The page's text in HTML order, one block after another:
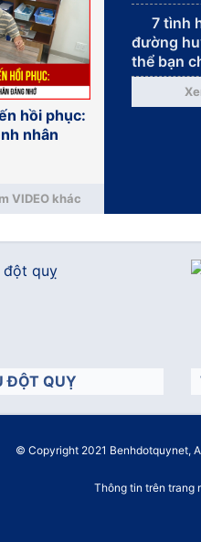
hồi phục:
nhân
VIDEO khác
7 tình
đường
thể bạn
ĐỘT QUỴ
© Copyright 2021 Benhdotquynet,
Thông tin trên trang